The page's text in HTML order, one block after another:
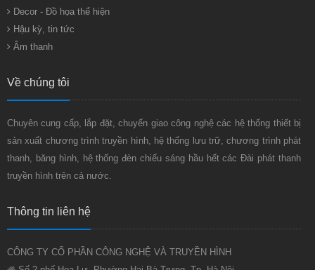
Decor - Đồ họa thể hiện
Hậu kỳ, tin tức
Âm thanh
Về chúng tôi
Chuyên cung cấp, lắp đặt, chuyển giao công nghệ các hệ thống thiết bị
sản xuất chương trình truyền hình, hệ thống lưu trữ, chương trình phát
thanh, băng hình, hệ thống đèn chiếu sáng hầu hết các Đài phát thanh
truyền hình trên cả nước.
Thông tin liên hệ
CÔNG TY CỔ PHẦN CÔNG NGHỆ VÀ TRUYỀN HÌNH